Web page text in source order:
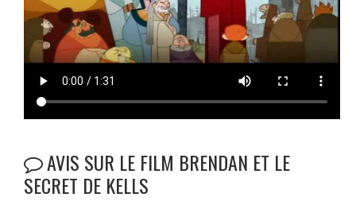
AVIS SUR LE FILM BRENDAN ET LE
SECRET DE KELLS